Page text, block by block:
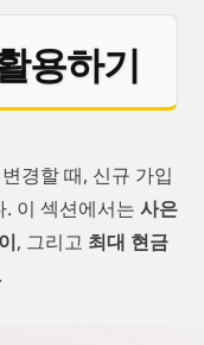
용하기
경할 때, 신규 가입
이 섹션에서는 사은
, 그리고 최대 현금